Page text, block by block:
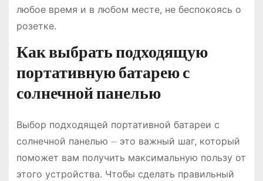
любое время и в любом месте, не беспокоясь о
розетке.
Как выбрать подходящую
портативную батарею с
солнечной панелью
Выбор подходящей портативной батареи с
солнечной панелью ⏤ это важный шаг, который
поможет вам получить максимальную пользу от
этого устройства. Чтобы сделать правильный